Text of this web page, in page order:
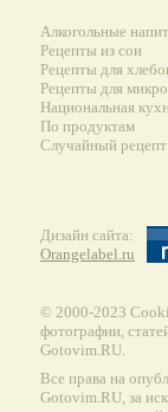
Алкогольные
Рецепты из сои
Рецепты для
Рецепты для
Национальная
По продуктам
Случайный рецепт
Дизайн сайта:
Orangelabel.ru
© 2000-2023
фотографии,
Gotovim.RU.
Все права на
Gotovim.RU, за